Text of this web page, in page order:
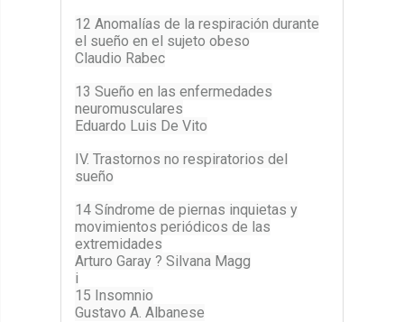
12 Anomalías de la respiración durante
el sueño en el sujeto obeso
Claudio Rabec
13 Sueño en las enfermedades
neuromusculares
Eduardo Luis De Vito
IV. Trastornos no respiratorios del
sueño
14 Síndrome de piernas inquietas y
movimientos periódicos de las
extremidades
Arturo Garay ? Silvana Magg
i
15 Insomnio
Gustavo A. Albanese